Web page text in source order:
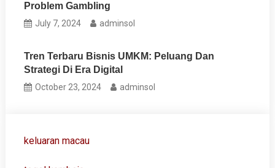
Problem Gambling
July 7, 2024 adminsol
Tren Terbaru Bisnis UMKM: Peluang Dan
Strategi Di Era Digital
October 23, 2024 adminsol
keluaran macau